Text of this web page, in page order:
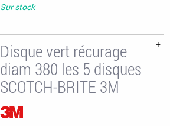
Sur stock
Disque vert récurage
diam 380 les 5 disques
SCOTCH-BRITE 3M